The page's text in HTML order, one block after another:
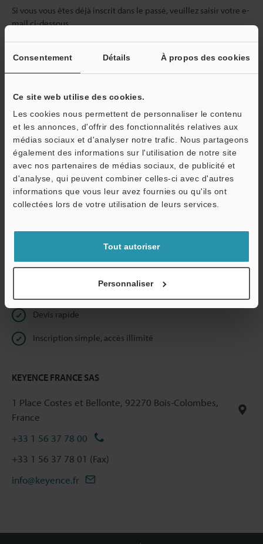
Consentement Détails À propos des cookies
Ce site web utilise des cookies.
Les cookies nous permettent de personnaliser le contenu
et les annonces, d'offrir des fonctionnalités relatives aux
médias sociaux et d'analyser notre trafic. Nous partageons
également des informations sur l'utilisation de notre site
avec nos partenaires de médias sociaux, de publicité et
d'analyse, qui peuvent combiner celles-ci avec d'autres
informations que vous leur avez fournies ou qu'ils ont
collectées lors de votre utilisation de leurs services.
Tout autoriser
Personnaliser
Si vous vous êtes déjà inscrit dans le passé, veuillez saisir votre e-
mail ci-dessous.
votre inscription.
Continuer
Nous garantissons une confidentialité totale : vos informations ne
Réservé aux membres
Devis rapide
Inscription simple, accès illimité
KEYENCE FRANCE SAS
1 Place Costes et Bellonte, 92270 Bois-Colombes,
France
+33 1 56 37 78 00
+33 1 56 37 78 01 (Fax)
info@keyence.fr